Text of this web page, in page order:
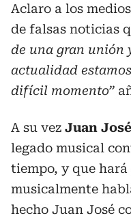
Aclaro a los
de falsas noticias
de una gran unión
actualidad
difícil momento”
A su vez Juan
legado musical
tiempo, y que
musicalmente
hecho Juan José